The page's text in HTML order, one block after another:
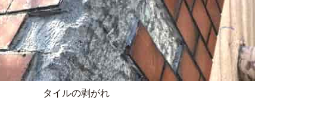
タイルの剥がれ